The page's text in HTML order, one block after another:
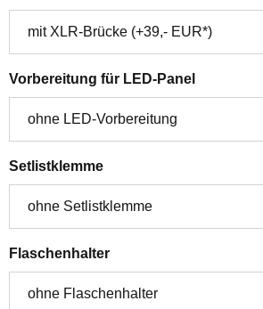
Vorbereitung für LED-Panelauswählen
Setlistklemmeauswählen
Flaschenhalterauswählen